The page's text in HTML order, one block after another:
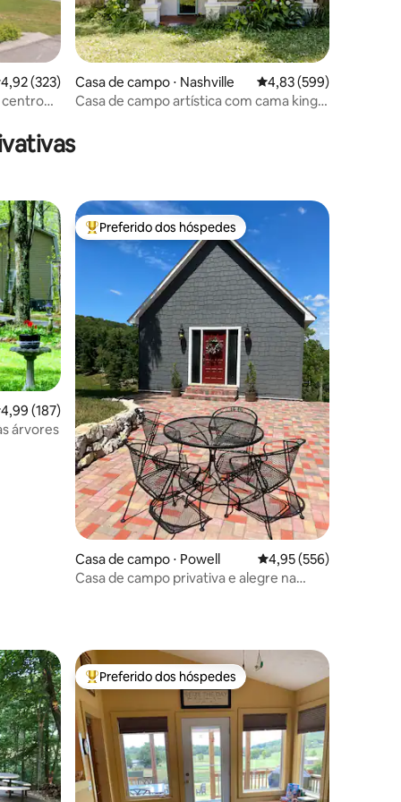
de uma avaliação média de 5, 323 avaliações
4,92 (323)
centro
Casa de campo ⋅ Nashville 4,83 de uma avaliação
4,83 (599)
Casa de campo artística com cama king
hóspedes
de uma avaliação média de 5, 187 avaliações
4,99 (187)
árvores
Entre os melhores preferidos dos hóspedes
Preferido dos hóspedes
Casa de campo ⋅ Powell 4,95 de uma avaliação
4,95 (556)
Casa de campo privativa e alegre na
hóspedes Entre os melhores preferidos dos hóspedes
Preferido dos hóspedes